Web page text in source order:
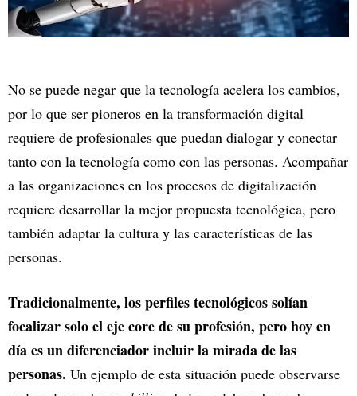
No se puede negar que la tecnología acelera los cambios,
por lo que ser pioneros en la transformación digital
requiere de profesionales que puedan dialogar y conectar
tanto con la tecnología como con las personas. Acompañar
a las organizaciones en los procesos de digitalización
requiere desarrollar la mejor propuesta tecnológica, pero
también adaptar la cultura y las características de las
personas.
Tradicionalmente, los perfiles tecnológicos solían
focalizar solo el eje core de su profesión, pero hoy en
día es un diferenciador incluir la mirada de las
personas. Un ejemplo de esta situación puede observarse